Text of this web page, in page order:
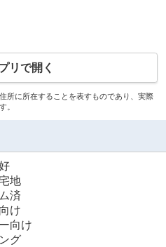
リで開く
所に所在することを表すものであり、実際
。
地
済
け
向け
グ